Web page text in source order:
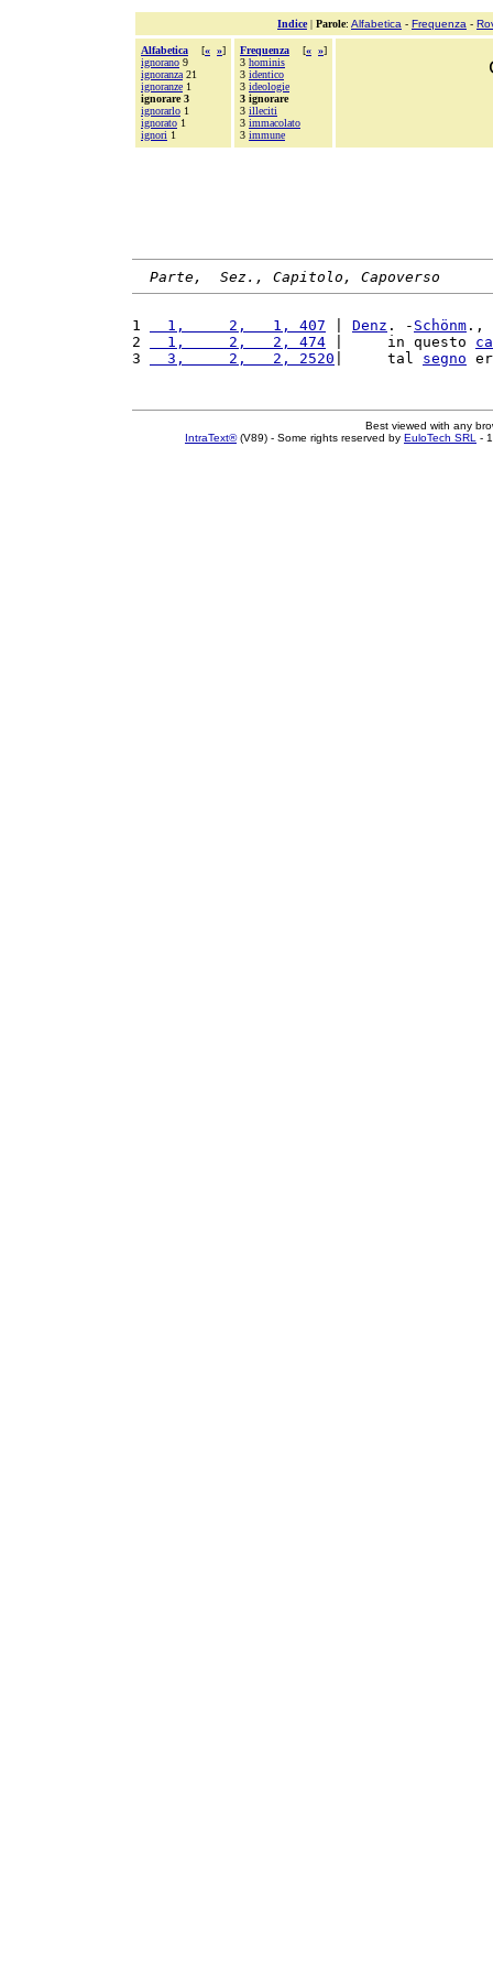
Indice| Parole: Alfabetica - Frequenza -
Alfabetica [« »]
ignorano 9
ignoranza 21
ignoranze 1
ignorare 3
ignorarlo 1
ignorato 1
ignori 1
Frequenza [« »]
3 hominis
3 identico
3 ideologie
3 ignorare
3 illeciti
3 immacolato
3 immune
Parte,  Sez., Capitolo, Capoverso
1
  1,     2,   1, 407
Denz . - Schönm .,
2
  1,     2,   2, 474
|     in questo
3
  3,     2,   2, 2520
|     tal segno
Best viewed with any
IntraText®(V89) - Some rights reserved by EuloTech SRL -